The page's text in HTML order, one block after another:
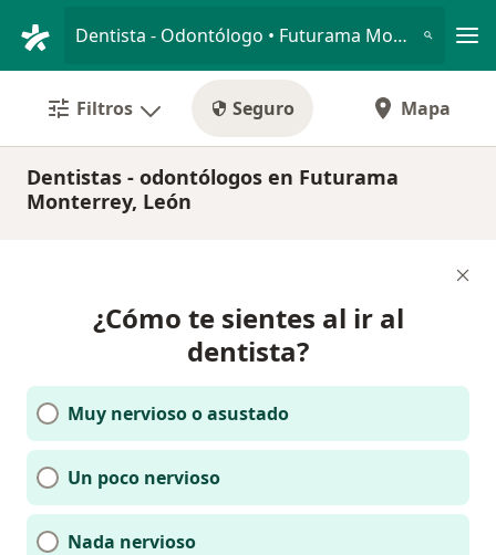
Dentista - Odontólogo • Futurama Monterrey, León, Guanajuato
Filtros Seguro Mapa
Dentistas - odontólogos en Futurama
Monterrey, León
¿Cómo te sientes al ir al
dentista?
Muy nervioso o asustado
Un poco nervioso
Nada nervioso